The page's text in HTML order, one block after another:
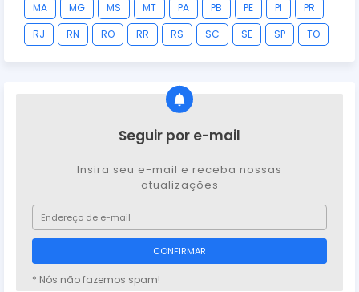
MA
MG MS MT PA PB PE PI
PR
RJ
RN RO RR RS SC SE SP TO
Seguir por e-mail
Insira seu e-mail e receba nossas
atualizações
* Nós não fazemos spam!